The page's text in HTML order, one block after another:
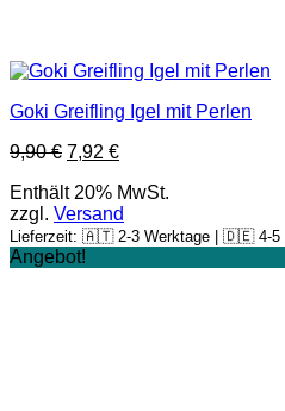
Goki Greifling Igel mit Perlen
9,90€ 7,92 €
Enthält 20% MwSt.
zzgl. Versand
Lieferzeit: 🇦🇹 2-3 Werktage | 🇩🇪 4-5
Angebot!